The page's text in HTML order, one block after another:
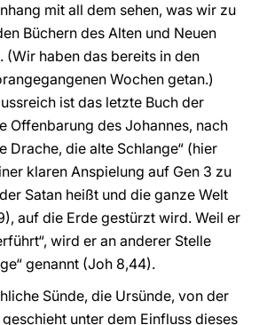
mit all dem sehen, was wir zu
Büchern des Alten und Neuen
(Wir haben das bereits in den
Wochen getan.)
ist das letzte Buch der
Offenbarung des Johannes, nach
Drache, die alte Schlange“ (hier
klaren Anspielung auf Gen 3 zu
Satan heißt und die ganze Welt
auf die Erde gestürzt wird. Weil er
wird er an anderer Stelle
genannt (Joh 8,44).
Sünde, die Ursünde, von der
unter dem Einfluss dieses